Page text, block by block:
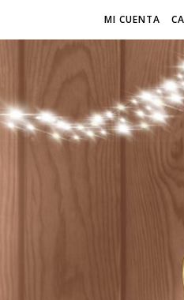
MI CUENTA